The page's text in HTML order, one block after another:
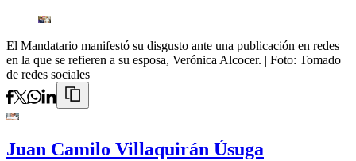
El Mandatario manifestó su disgusto ante una publicación en redes
en la que se refieren a su esposa, Verónica Alcocer. | Foto: Tomado
de redes sociales
Juan Camilo Villaquirán Úsuga